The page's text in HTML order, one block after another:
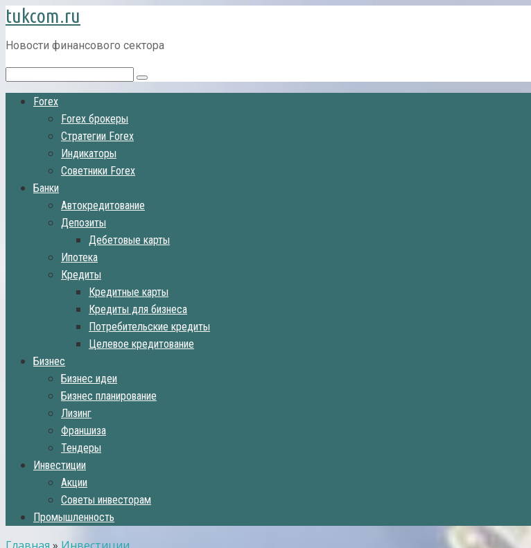
Перейти
к
контенту
tukcom.ru
Новости финансового сектора
Поиск:
Forex
Forex брокеры
Стратегии Forex
Индикаторы
Советники Forex
Банки
Автокредитование
Депозиты
Дебетовые карты
Ипотека
Кредиты
Кредитные карты
Кредиты для бизнеса
Потребительские кредиты
Целевое кредитование
Бизнес
Бизнес идеи
Бизнес планирование
Лизинг
Франшиза
Тендеры
Инвестиции
Акции
Советы инвесторам
Промышленность